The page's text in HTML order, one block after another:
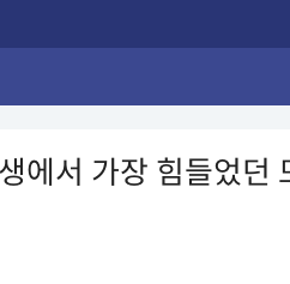
에서 가장 힘들었던